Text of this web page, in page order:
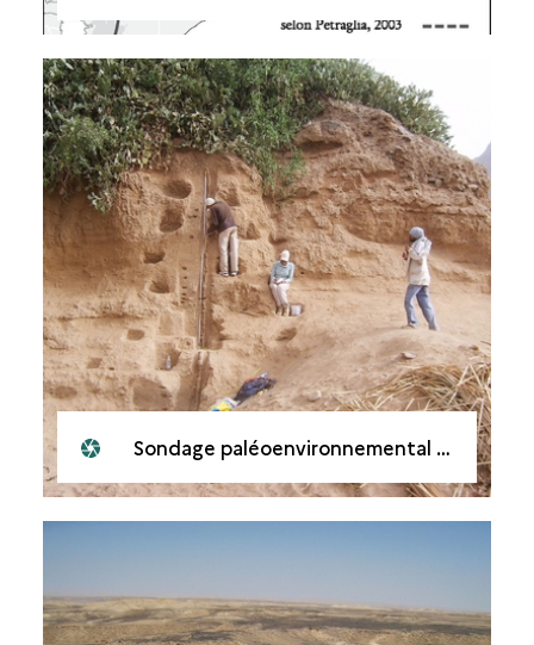
Sondage paléoenvironnemental dans le wâdî Surdûd, en Tihâma (Yémen).